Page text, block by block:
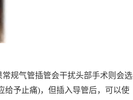
规气管插管会干扰头部手术则会选
给予止痛)，但插入导管后，可以使